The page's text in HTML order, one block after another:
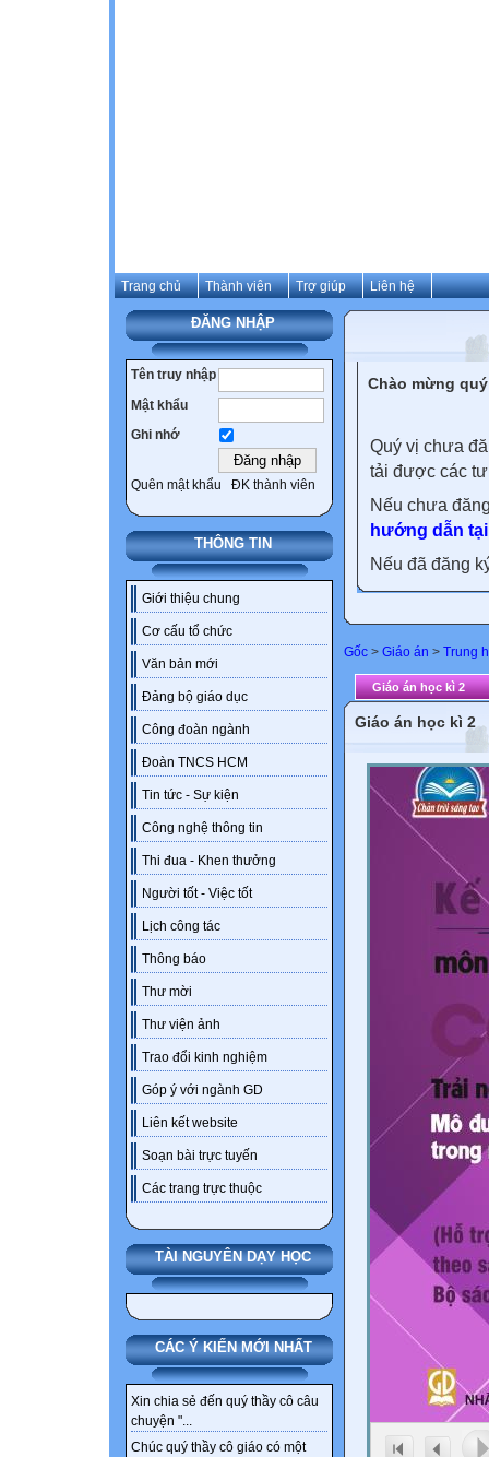
Trang chủ Thành viên Trợ giúp Liên hệ
ĐĂNG NHẬP
Tên truy nhập
Mật khẩu
Ghi nhớ
Quên mật khẩu ĐK thành viên
THÔNG TIN
Giới thiệu chung
Cơ cấu tổ chức
Văn bản mới
Đảng bộ giáo dục
Công đoàn ngành
Đoàn TNCS HCM
Tin tức - Sự kiện
Công nghệ thông tin
Thi đua - Khen thưởng
Người tốt - Việc tốt
Lịch công tác
Thông báo
Thư mời
Thư viện ảnh
Trao đổi kinh nghiệm
Góp ý với ngành GD
Liên kết website
Soạn bài trực tuyến
Các trang trực thuộc
TÀI NGUYÊN DẠY HỌC
CÁC Ý KIẾN MỚI NHẤT
Xin chia sẻ đến quý thầy cô câu
chuyện "...
Chúc quý thầy cô giáo có một
Chào mừng
Quý vị chưa
tải được các
Nếu chưa
hướng dẫn
Nếu đã đăng
Gốc > Giáo án > Trung
Giáo án học kì 2
Giáo án học kì 2